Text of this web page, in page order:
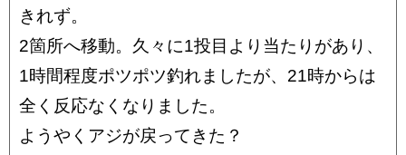
きれず。
2箇所へ移動。久々に1投目より当たりがあり、
1時間程度ポツポツ釣れましたが、21時からは
全く反応なくなりました。
ようやくアジが戻ってきた？